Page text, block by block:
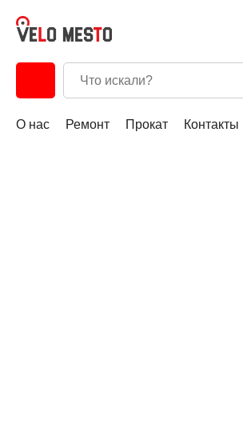
О нас Ремонт Прокат Контакты